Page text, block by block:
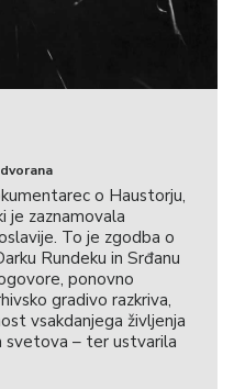
o Haustorju,
je zaznamovala
To je zgodba o
Rundeku in Srđanu
ponovno
gradivo razkriva,
vsakdanjega življenja
svetova – ter ustvarila